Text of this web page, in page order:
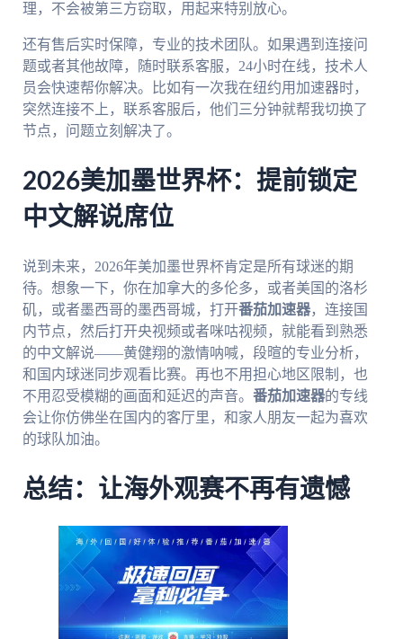
理，不会被第三方窃取，用起来特别放心。
还有售后实时保障，专业的技术团队。如果遇到连接问
题或者其他故障，随时联系客服，24小时在线，技术人
员会快速帮你解决。比如有一次我在纽约用加速器时，
突然连接不上，联系客服后，他们三分钟就帮我切换了
节点，问题立刻解决了。
2026美加墨世界杯：提前锁定
中文解说席位
说到未来，2026年美加墨世界杯肯定是所有球迷的期
待。想象一下，你在加拿大的多伦多，或者美国的洛杉
矶，或者墨西哥的墨西哥城，打开番茄加速器，连接国
内节点，然后打开央视频或者咪咕视频，就能看到熟悉
的中文解说——黄健翔的激情呐喊，段暄的专业分析，
和国内球迷同步观看比赛。再也不用担心地区限制，也
不用忍受模糊的画面和延迟的声音。 番茄加速器的专线
会让你仿佛坐在国内的客厅里，和家人朋友一起为喜欢
的球队加油。
总结：让海外观赛不再有遗憾